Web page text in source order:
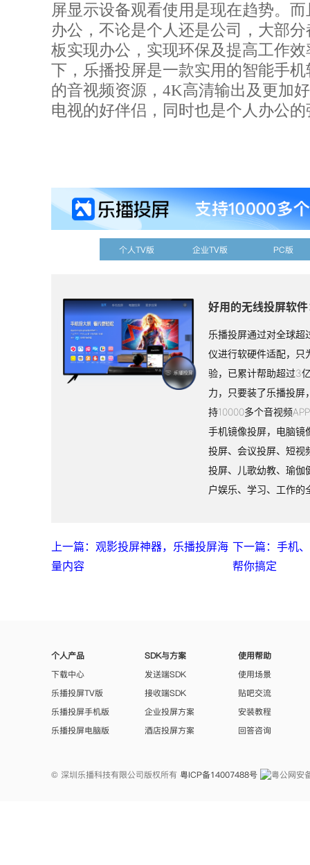
屏显示设备观看使用是现在趋势。
办公，不论是个人还是公司，大部
板实现办公，实现环保及提高工作
下，乐播投屏是一款实用的智能手
的音视频资源，4K高清输出及更加
电视的好伴侣，同时也是个人办公
个人TV版 企业TV版 PC版
好用的无线投屏软
乐播投屏通过对全球超
仪进行软硬件适配，只
验，已累计帮助超过3
力，只要装了乐播投屏
持10000多个音视频
手机镜像投屏，电脑镜
投屏、会议投屏、短视
投屏、儿歌幼教、瑜伽
户娱乐、学习、工作的
上一篇：观影投屏神器，乐播投屏海
量内容
下一篇：手机
帮你搞定
个人产品
下载中心
乐播投屏TV版
乐播投屏手机版
乐播投屏电脑版
SDK与方案
发送端SDK
接收端SDK
企业投屏方案
酒店投屏方案
使用帮助
使用场景
贴吧交流
安装教程
回答咨询
© 深圳乐播科技有限公司版权所有 粤ICP备14007488号